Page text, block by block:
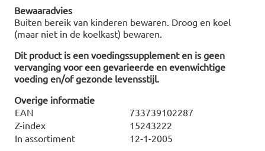
Bewaaradvies
Buiten bereik van kinderen bewaren. Droog en koel
(maar niet in de koelkast) bewaren.
Dit product is een voedingssupplement en is geen
vervanging voor een gevarieerde en evenwichtige
voeding en/of gezonde levensstijl.
Overige informatie
EAN
733739102287
Z-index
15243222
In assortiment
12-1-2005